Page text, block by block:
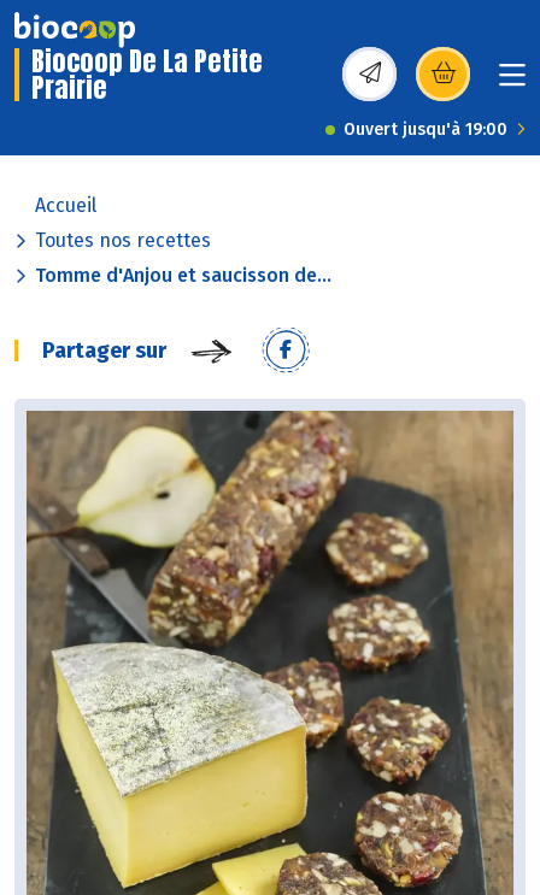
Biocoop De La Petite
Prairie (s’ouvre dans une
Ouvert jusqu'à 19:00
Accueil
Toutes nos recettes
Tomme d'Anjou et saucisson de...
Partager sur